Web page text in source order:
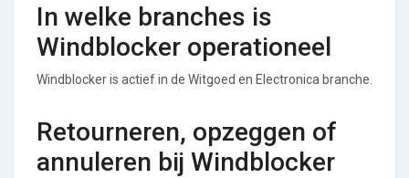
In welke branches is
Windblocker operationeel
Windblocker is actief in de Witgoed en Electronica branche.
Retourneren, opzeggen of
annuleren bij Windblocker